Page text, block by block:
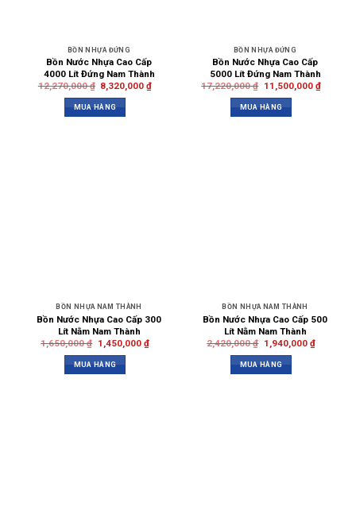
BỒN NHỰA ĐỨNG
Bồn Nước Nhựa Cao Cấp
4000 Lít Đứng Nam Thành
12,270,000₫ 8,320,000₫
MUA HÀNG
BỒN NHỰA ĐỨNG
Bồn Nước Nhựa Cao Cấp
5000 Lít Đứng Nam Thành
17,220,000₫ 11,500,000 ₫
MUA HÀNG
BỒN NHỰA NAM THÀNH
Bồn Nước Nhựa Cao Cấp 300
Lít Nằm Nam Thành
1,650,000₫ 1,450,000 ₫
MUA HÀNG
BỒN NHỰA NAM THÀNH
Bồn Nước Nhựa Cao Cấp 500
Lít Nằm Nam Thành
2,420,000₫ 1,940,000 ₫
MUA HÀNG